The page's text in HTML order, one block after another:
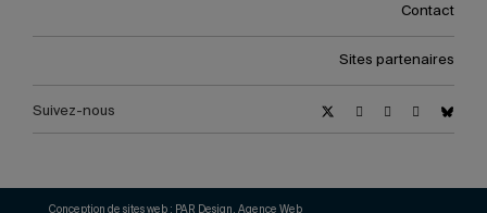
Contact
Sites partenaires
Suivez-nous
Conception de sites web : PAR Design, Agence Web